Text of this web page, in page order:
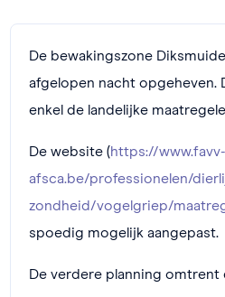
De bewakingszone
afgelopen nacht opgeheven.
enkel de landelijke
De website (https://www.favv-
afsca.be/professionelen/
zondheid/vogelgriep/
spoedig mogelijk aangepast.
De verdere planning omtrent